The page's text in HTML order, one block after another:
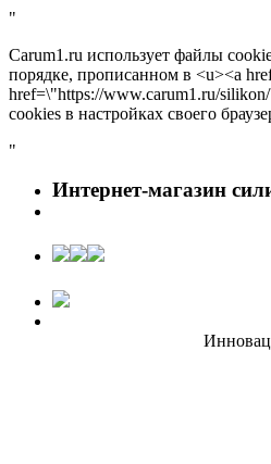
"
Carum1.ru использует файлы
порядке, прописанном в <u><a
href=\"https://www.carum1.ru/
cookies в настройках своего
"
Интернет-магазин